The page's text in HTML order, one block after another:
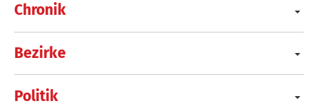
Chronik
Bezirke
Politik